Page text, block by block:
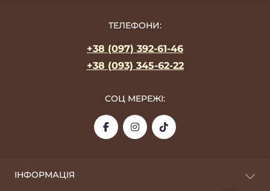
ТЕЛЕФОНИ:
+38 (097) 392-61-46
+38 (093) 345-62-22
СОЦ МЕРЕЖІ:
ІНФОРМАЦІЯ